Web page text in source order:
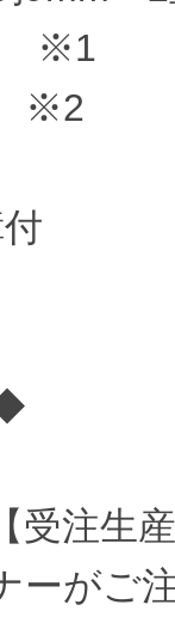
※1
※2
受注生
ーがご